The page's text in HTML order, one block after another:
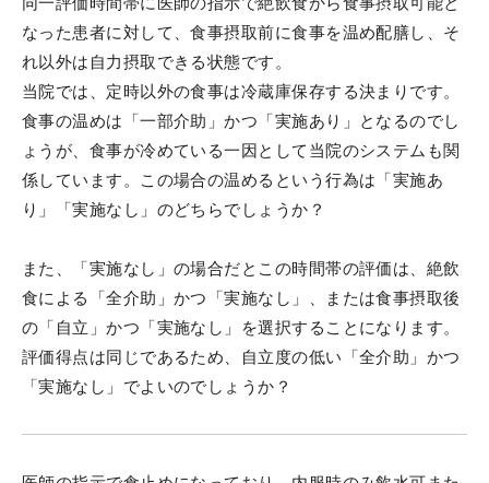
なった患者に対して、食事摂取前に食事を温め配膳し、そ
れ以外は自力摂取できる状態です。
当院では、定時以外の食事は冷蔵庫保存する決まりです。
食事の温めは「一部介助」かつ「実施あり」となるのでし
ょうが、食事が冷めている一因として当院のシステムも関
係しています。この場合の温めるという行為は「実施あ
り」「実施なし」のどちらでしょうか？
また、「実施なし」の場合だとこの時間帯の評価は、絶飲
食による「全介助」かつ「実施なし」、または食事摂取後
の「自立」かつ「実施なし」を選択することになります。
評価得点は同じであるため、自立度の低い「全介助」かつ
「実施なし」でよいのでしょうか？